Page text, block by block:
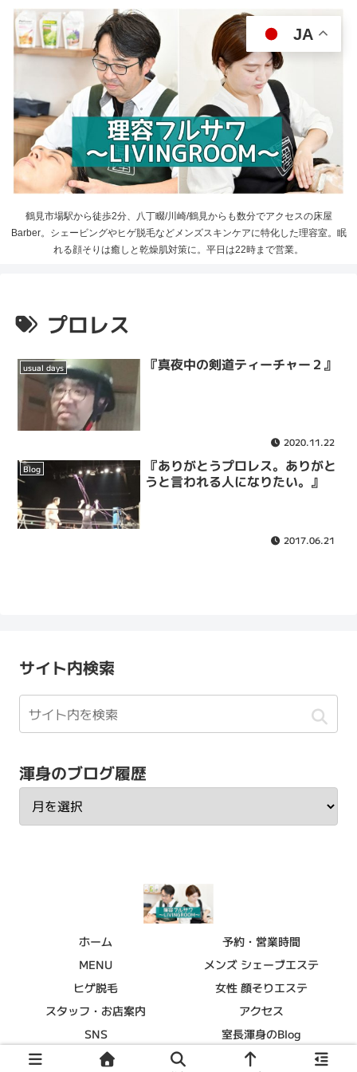
鶴見市場駅から徒歩2分、八丁畷/川崎/鶴見からも数分でアクセスの床屋
Barber。シェービングやヒゲ脱毛などメンズスキンケアに特化した理容室。眠
れる顔そりは癒しと乾燥肌対策に。平日は22時まで営業。
プロレス
usual days 『真夜中の剣道ティーチャー２』
2020.11.22
Blog
『ありがとうプロレス。ありがと
うと言われる人になりたい。』
2017.06.21
サイト内検索
渾身のブログ履歴
ホーム
予約・営業時間
MENU
メンズ シェーブエステ
ヒゲ脱毛
女性 顔そりエステ
スタッフ・お店案内
アクセス
SNS
室長渾身のBlog
© 2015 理容フルサワ～LIVINGROOM～.
JA